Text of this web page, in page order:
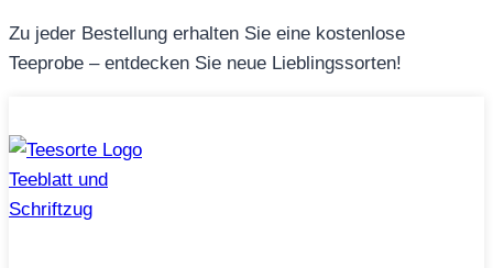
Zum
Inhalt
Zu jeder Bestellung erhalten Sie eine kostenlose
Teeprobe – entdecken Sie neue Lieblingssorten!